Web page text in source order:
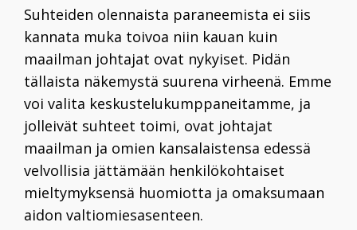
Suhteiden olennaista paraneemista ei siis
kannata muka toivoa niin kauan kuin
maailman johtajat ovat nykyiset. Pidän
tällaista näkemystä suurena virheenä. Emme
voi valita keskustelukumppaneitamme, ja
jolleivät suhteet toimi, ovat johtajat
maailman ja omien kansalaistensa edessä
velvollisia jättämään henkilökohtaiset
mieltymyksensä huomiotta ja omaksumaan
aidon valtiomiesasenteen.